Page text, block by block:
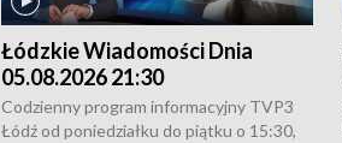
Łódzkie Wiadomości Dnia
05.08.2026 21:30
Codzienny program informacyjny TVP3
Łódź od poniedziałku do piątku o 15:30,